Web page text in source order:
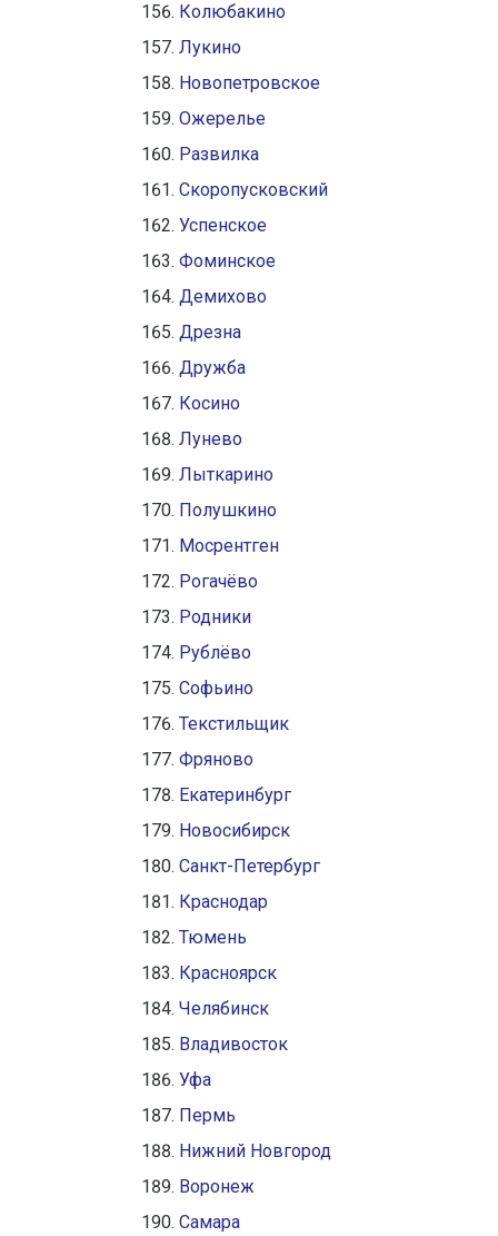
Колюбакино
Лукино
Новопетровское
Ожерелье
Развилка
Скоропусковский
Успенское
Фоминское
Демихово
Дрезна
Дружба
Косино
Лунево
Лыткарино
Полушкино
Мосрентген
Рогачёво
Родники
Рублёво
Софьино
Текстильщик
Фряново
Екатеринбург
Новосибирск
Санкт-Петербург
Краснодар
Тюмень
Красноярск
Челябинск
Владивосток
Уфа
Пермь
Нижний Новгород
Воронеж
Самара